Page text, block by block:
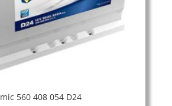
560 408 054 D24